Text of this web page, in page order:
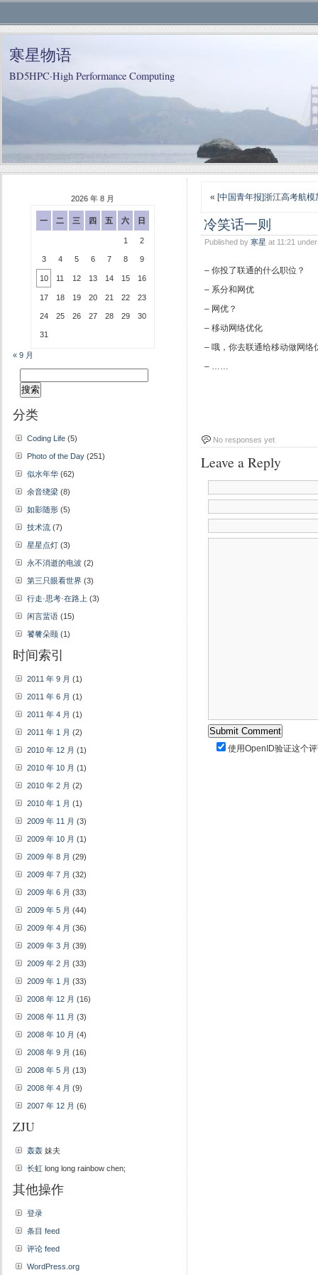
寒星物语
BD5HPC·High Performance Computing
« [中国青年报]浙江高考航
冷笑话一则
Published by 寒星 at 11:21
– 你投了联通的什么职位？
– 系分和网优
– 网优？
– 移动网络优化
– 哦，你去联通给移动做网络
– ……
No responses yet
Leave a Reply
使用OpenID验证这个
2026 年 8 月
一 二 三 四 五 六 日
1 2
3 4 5 6 7 8 9
10 11 12 13 14 15 16
17 18 19 20 21 22 23
24 25 26 27 28 29 30
31
« 9 月
索：
分类
Coding Life (5)
Photo of the Day (251)
似水年华 (62)
余音绕梁 (8)
如影随形 (5)
技术流 (7)
星星点灯 (3)
永不消逝的电波 (2)
第三只眼看世界 (3)
行走·思考·在路上 (3)
闲言蜚语 (15)
饕餮朵颐 (1)
时间索引
2011 年 9 月 (1)
2011 年 6 月 (1)
2011 年 4 月 (1)
2011 年 1 月 (2)
2010 年 12 月 (1)
2010 年 10 月 (1)
2010 年 2 月 (2)
2010 年 1 月 (1)
2009 年 11 月 (3)
2009 年 10 月 (1)
2009 年 8 月 (29)
2009 年 7 月 (32)
2009 年 6 月 (33)
2009 年 5 月 (44)
2009 年 4 月 (36)
2009 年 3 月 (39)
2009 年 2 月 (33)
2009 年 1 月 (33)
2008 年 12 月 (16)
2008 年 11 月 (3)
2008 年 10 月 (4)
2008 年 9 月 (16)
2008 年 5 月 (13)
2008 年 4 月 (9)
2007 年 12 月 (6)
ZJU
轰轰 妹夫
长虹 long long rainbow chen;
其他操作
登录
条目 feed
评论 feed
WordPress.org